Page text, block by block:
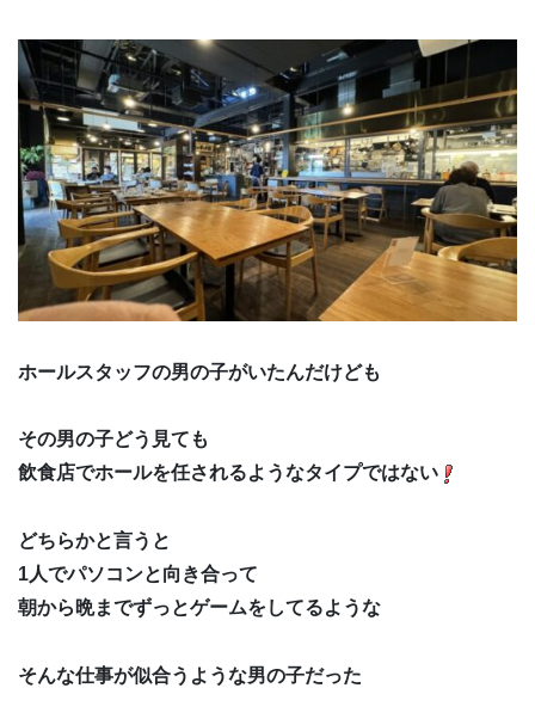
ホールスタッフの男の子がいたんだけども
その男の子どう見ても
飲食店でホールを任されるようなタイプではない
どちらかと言うと
1人でパソコンと向き合って
朝から晩までずっとゲームをしてるような
そんな仕事が似合うような男の子だった